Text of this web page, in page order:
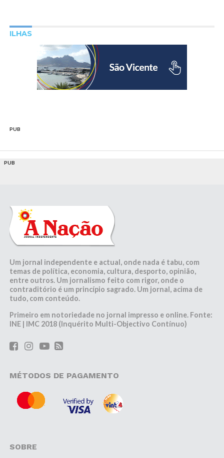
ILHAS
PUB
PUB
Um jornal independente e actual, onde nada é tabu, com
temas de política, economia, cultura, desporto, opinião,
entre outros. Um jornalismo feito com rigor, onde o
contraditório é um princípio sagrado. Um jornal, acima de
tudo, com conteúdo.
Primeiro em notoriedade no jornal impresso e online. Fonte:
INE | IMC 2018 (Inquérito Multi-Objectivo Contínuo)
MÉTODOS DE PAGAMENTO
SOBRE